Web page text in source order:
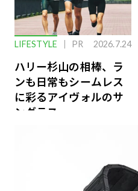
LIFESTYLE PR 2026.7.24
ハリー杉山の相棒、ラ
ンも日常もシームレス
に彩るアイヴォルのサ
ングラス